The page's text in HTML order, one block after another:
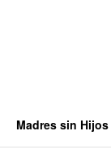
Madres sin Hijos